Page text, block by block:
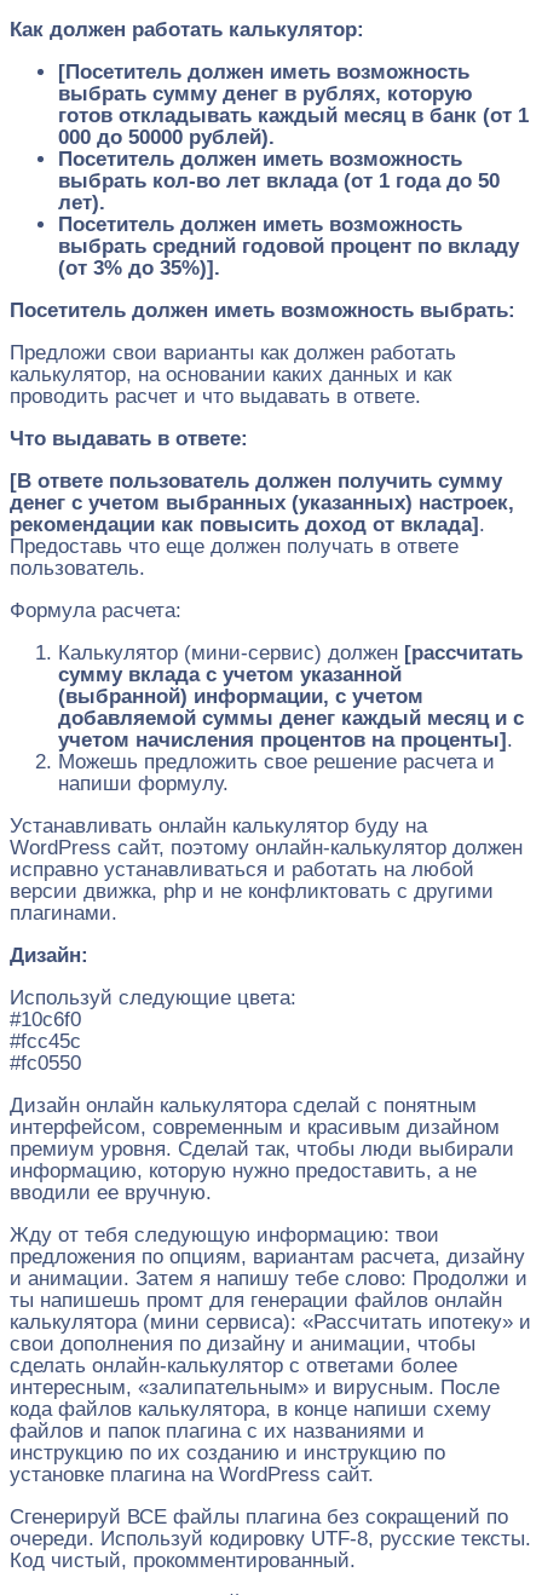
Как должен работать калькулятор:
[Посетитель должен иметь возможность
выбрать сумму денег в рублях, которую
готов откладывать каждый месяц в банк (от 1
000 до 50000 рублей).
Посетитель должен иметь возможность
выбрать кол-во лет вклада (от 1 года до 50
лет).
Посетитель должен иметь возможность
выбрать средний годовой процент по вкладу
(от 3% до 35%)].
Посетитель должен иметь возможность выбрать:
Предложи свои варианты как должен работать
калькулятор, на основании каких данных и как
проводить расчет и что выдавать в ответе.
Что выдавать в ответе:
[В ответе пользователь должен получить сумму
денег с учетом выбранных (указанных) настроек,
рекомендации как повысить доход от вклада].
Предоставь что еще должен получать в ответе
пользователь.
Формула расчета:
Калькулятор (мини-сервис) должен [рассчитать
сумму вклада с учетом указанной
(выбранной) информации, с учетом
добавляемой суммы денег каждый месяц и с
учетом начисления процентов на проценты].
Можешь предложить свое решение расчета и
напиши формулу.
Устанавливать онлайн калькулятор буду на
WordPress сайт, поэтому онлайн-калькулятор должен
исправно устанавливаться и работать на любой
версии движка, php и не конфликтовать с другими
плагинами.
Дизайн:
Используй следующие цвета:
#10c6f0
#fcc45c
#fc0550
Дизайн онлайн калькулятора сделай с понятным
интерфейсом, современным и красивым дизайном
премиум уровня. Сделай так, чтобы люди выбирали
информацию, которую нужно предоставить, а не
вводили ее вручную.
Жду от тебя следующую информацию: твои
предложения по опциям, вариантам расчета, дизайну
и анимации. Затем я напишу тебе слово: Продолжи и
ты напишешь промт для генерации файлов онлайн
калькулятора (мини сервиса): «Рассчитать ипотеку» и
свои дополнения по дизайну и анимации, чтобы
сделать онлайн-калькулятор с ответами более
интересным, «залипательным» и вирусным. После
кода файлов калькулятора, в конце напиши схему
файлов и папок плагина с их названиями и
инструкцию по их созданию и инструкцию по
установке плагина на WordPress сайт.
Сгенерируй ВСЕ файлы плагина без сокращений по
очереди. Используй кодировку UTF-8, русские тексты.
Код чистый, прокомментированный.